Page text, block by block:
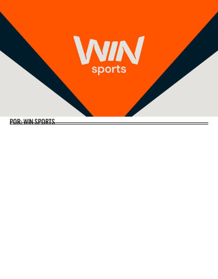
POR: WIN SPORTS